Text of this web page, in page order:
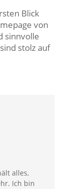
Blick
von
sinnvolle
stolz auf
alles,
Ich bin